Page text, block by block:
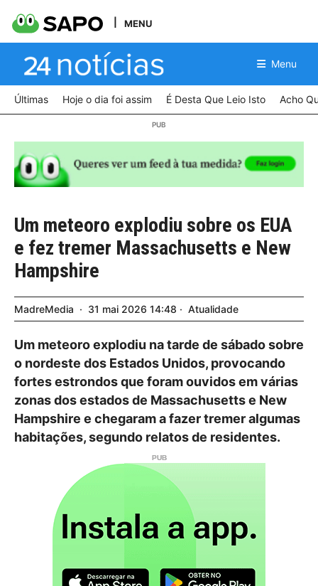
MENU
Menu
Últimas Hoje o dia foi assim É Desta Que Leio Isto Acho
Um meteoro explodiu sobre os EUA
e fez tremer Massachusetts e New
Hampshire
MadreMedia 31 mai 2026 14:48 Atualidade
Um meteoro explodiu na tarde de sábado sobre
o nordeste dos Estados Unidos, provocando
fortes estrondos que foram ouvidos em várias
zonas dos estados de Massachusetts e New
Hampshire e chegaram a fazer tremer algumas
habitações, segundo relatos de residentes.